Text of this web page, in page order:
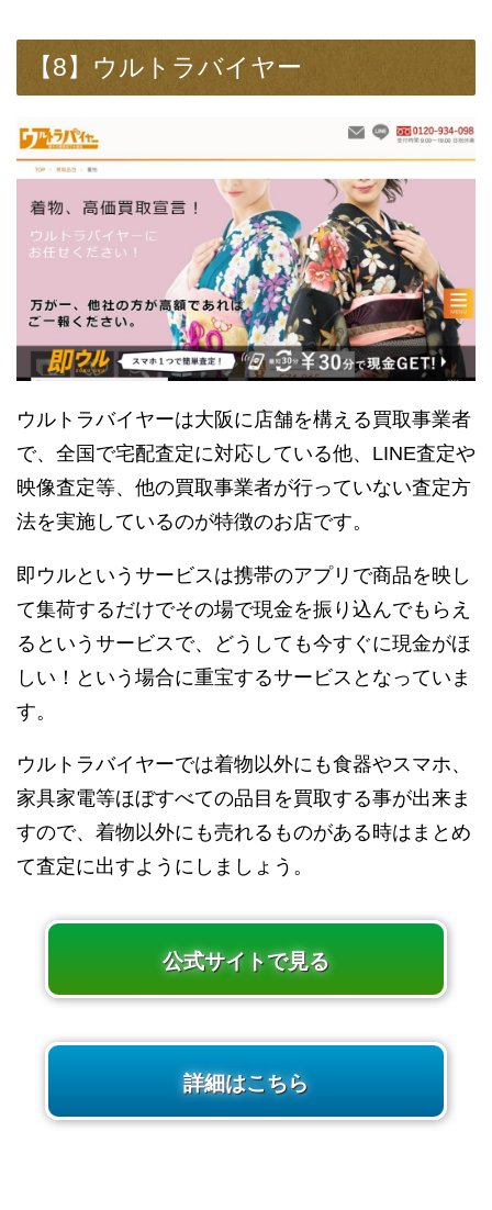
【8】ウルトラバイヤー
ウルトラバイヤーは大阪に店舗を構える買取事業者
で、全国で宅配査定に対応している他、LINE査定や
映像査定等、他の買取事業者が行っていない査定方
法を実施しているのが特徴のお店です。
即ウルというサービスは携帯のアプリで商品を映し
て集荷するだけでその場で現金を振り込んでもらえ
るというサービスで、どうしても今すぐに現金がほ
しい！という場合に重宝するサービスとなっていま
す。
ウルトラバイヤーでは着物以外にも食器やスマホ、
家具家電等ほぼすべての品目を買取する事が出来ま
すので、着物以外にも売れるものがある時はまとめ
て査定に出すようにしましょう。
公式サイトで見る
詳細はこちら